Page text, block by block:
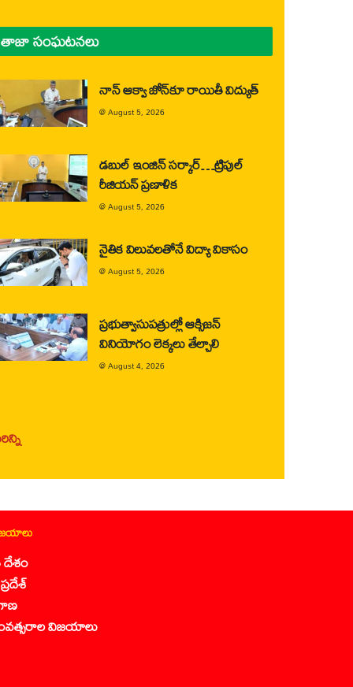
తాజా సంఘటనలు
నాన్ ఆక్వా జోన్‌కూ రాయితీ విద్యుత్
@August 5, 2026
డబుల్ ఇంజిన్ సర్కార్…ట్రిపుల్
రీజియన్ ప్రణాళిక
@August 5, 2026
నైతిక విలువలతోనే విద్యా వికాసం
@August 5, 2026
ప్రభుత్వాసుపత్రుల్లో ఆక్సిజన్
వినియోగం లెక్కలు తేల్చాలి
@August 4, 2026
విజయాలు